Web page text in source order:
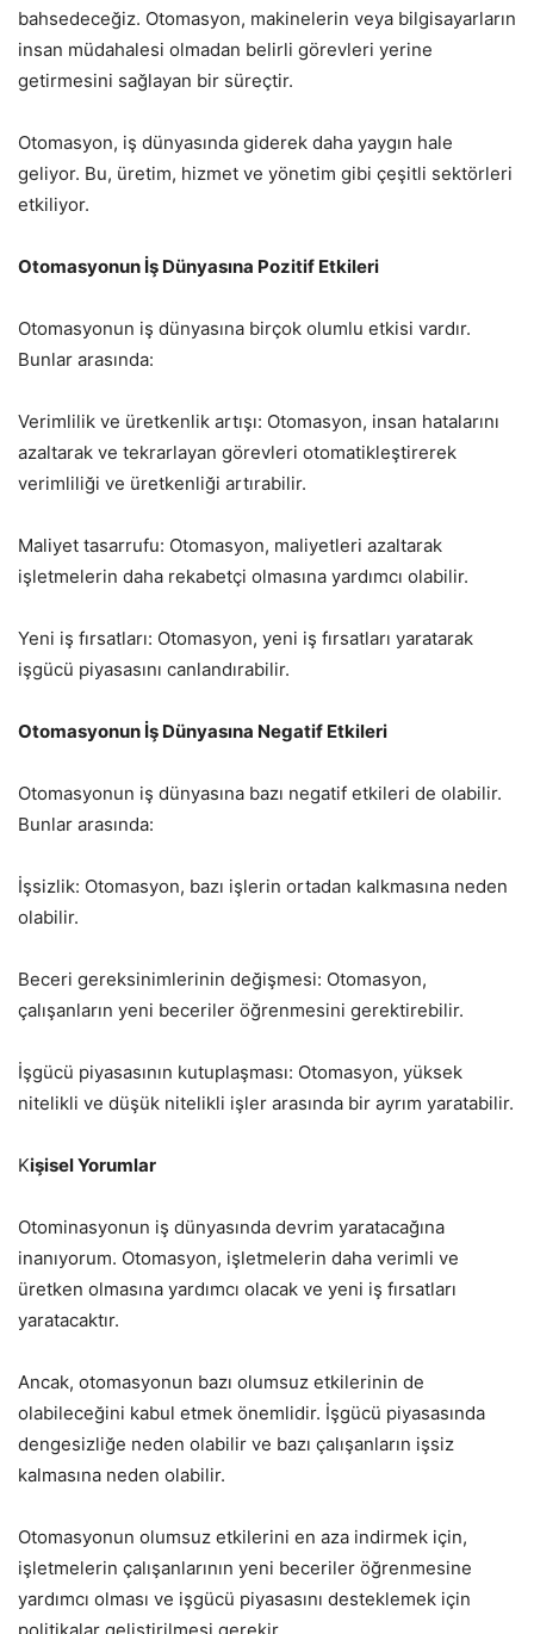
bahsedeceğiz. Otomasyon, makinelerin veya bilgisayarların
insan müdahalesi olmadan belirli görevleri yerine
getirmesini sağlayan bir süreçtir.
Otomasyon, iş dünyasında giderek daha yaygın hale
geliyor. Bu, üretim, hizmet ve yönetim gibi çeşitli sektörleri
etkiliyor.
Otomasyonun İş Dünyasına Pozitif Etkileri
Otomasyonun iş dünyasına birçok olumlu etkisi vardır.
Bunlar arasında:
Verimlilik ve üretkenlik artışı: Otomasyon, insan hatalarını
azaltarak ve tekrarlayan görevleri otomatikleştirerek
verimliliği ve üretkenliği artırabilir.
Maliyet tasarrufu: Otomasyon, maliyetleri azaltarak
işletmelerin daha rekabetçi olmasına yardımcı olabilir.
Yeni iş fırsatları: Otomasyon, yeni iş fırsatları yaratarak
işgücü piyasasını canlandırabilir.
Otomasyonun İş Dünyasına Negatif Etkileri
Otomasyonun iş dünyasına bazı negatif etkileri de olabilir.
Bunlar arasında:
İşsizlik: Otomasyon, bazı işlerin ortadan kalkmasına neden
olabilir.
Beceri gereksinimlerinin değişmesi: Otomasyon,
çalışanların yeni beceriler öğrenmesini gerektirebilir.
İşgücü piyasasının kutuplaşması: Otomasyon, yüksek
nitelikli ve düşük nitelikli işler arasında bir ayrım yaratabilir.
Kişisel Yorumlar
Otominasyonun iş dünyasında devrim yaratacağına
inanıyorum. Otomasyon, işletmelerin daha verimli ve
üretken olmasına yardımcı olacak ve yeni iş fırsatları
yaratacaktır.
Ancak, otomasyonun bazı olumsuz etkilerinin de
olabileceğini kabul etmek önemlidir. İşgücü piyasasında
dengesizliğe neden olabilir ve bazı çalışanların işsiz
kalmasına neden olabilir.
Otomasyonun olumsuz etkilerini en aza indirmek için,
işletmelerin çalışanlarının yeni beceriler öğrenmesine
yardımcı olması ve işgücü piyasasını desteklemek için
politikalar geliştirilmesi gerekir.